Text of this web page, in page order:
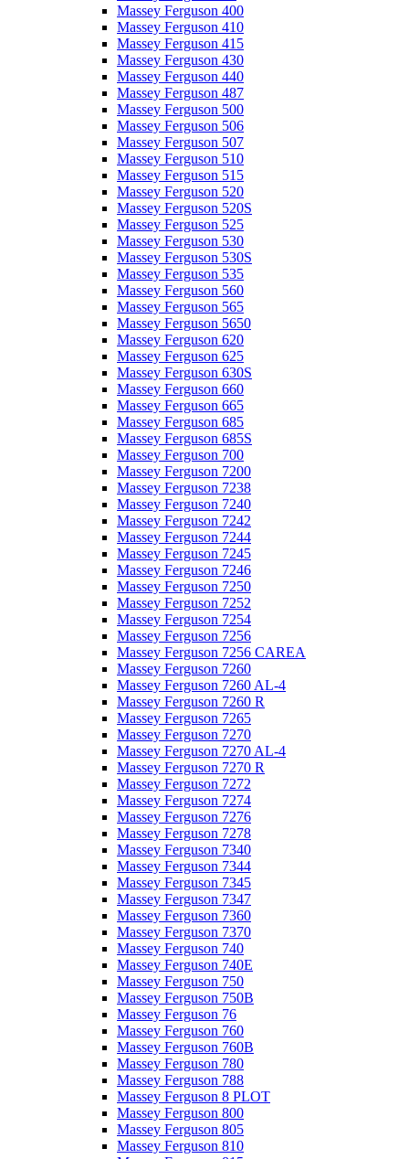
Massey Ferguson 400
Massey Ferguson 410
Massey Ferguson 415
Massey Ferguson 430
Massey Ferguson 440
Massey Ferguson 487
Massey Ferguson 500
Massey Ferguson 506
Massey Ferguson 507
Massey Ferguson 510
Massey Ferguson 515
Massey Ferguson 520
Massey Ferguson 520S
Massey Ferguson 525
Massey Ferguson 530
Massey Ferguson 530S
Massey Ferguson 535
Massey Ferguson 560
Massey Ferguson 565
Massey Ferguson 5650
Massey Ferguson 620
Massey Ferguson 625
Massey Ferguson 630S
Massey Ferguson 660
Massey Ferguson 665
Massey Ferguson 685
Massey Ferguson 685S
Massey Ferguson 700
Massey Ferguson 7200
Massey Ferguson 7238
Massey Ferguson 7240
Massey Ferguson 7242
Massey Ferguson 7244
Massey Ferguson 7245
Massey Ferguson 7246
Massey Ferguson 7250
Massey Ferguson 7252
Massey Ferguson 7254
Massey Ferguson 7256
Massey Ferguson 7256 CAREA
Massey Ferguson 7260
Massey Ferguson 7260 AL-4
Massey Ferguson 7260 R
Massey Ferguson 7265
Massey Ferguson 7270
Massey Ferguson 7270 AL-4
Massey Ferguson 7270 R
Massey Ferguson 7272
Massey Ferguson 7274
Massey Ferguson 7276
Massey Ferguson 7278
Massey Ferguson 7340
Massey Ferguson 7344
Massey Ferguson 7345
Massey Ferguson 7347
Massey Ferguson 7360
Massey Ferguson 7370
Massey Ferguson 740
Massey Ferguson 740E
Massey Ferguson 750
Massey Ferguson 750B
Massey Ferguson 76
Massey Ferguson 760
Massey Ferguson 760B
Massey Ferguson 780
Massey Ferguson 788
Massey Ferguson 8 PLOT
Massey Ferguson 800
Massey Ferguson 805
Massey Ferguson 810